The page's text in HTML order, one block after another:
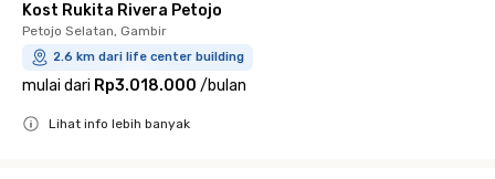
Kost Rukita Rivera Petojo
Petojo Selatan, Gambir
2.6 km dari life center building
mulai dari Rp3.018.000 /bulan
Lihat info lebih banyak